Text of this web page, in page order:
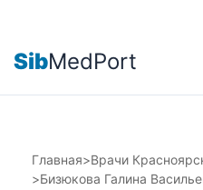
SibMedPort
Главная>Врачи
>Бизюкова Галина